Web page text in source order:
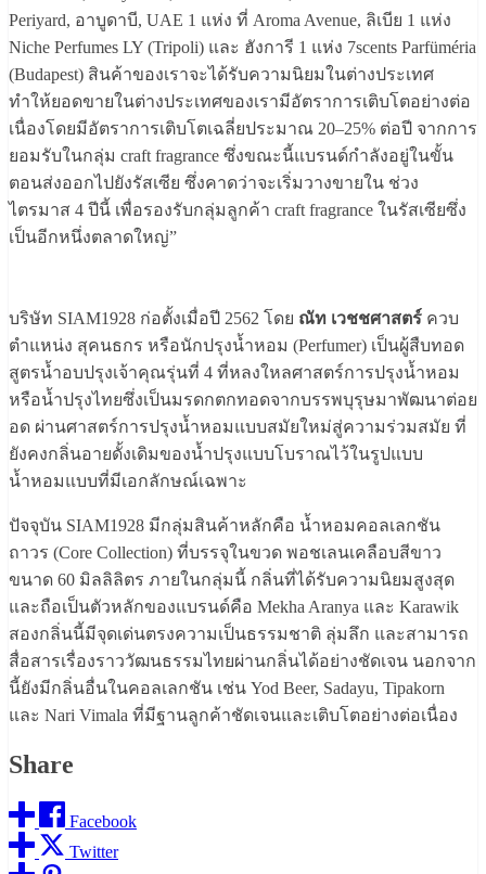
Periyard, อาบูดาบี, UAE 1 แห่ง ที่ Aroma Avenue, ลิเบีย 1 แห่ง
Niche Perfumes LY (Tripoli) และ ฮังการี 1 แห่ง 7scents Parfüméria
(Budapest) สินค้าของเราจะได้รับความนิยมในต่างประเทศ
ทำให้ยอดขายในต่างประเทศของเรามีอัตราการเติบโตอย่างต่อ
เนื่องโดยมีอัตราการเติบโตเฉลี่ยประมาณ 20–25% ต่อปี จากการ
ยอมรับในกลุ่ม craft fragrance ซึ่งขณะนี้แบรนด์กำลังอยู่ในขั้น
ตอนส่งออกไปยังรัสเซีย ซึ่งคาดว่าจะเริ่มวางขายใน ช่วง
ไตรมาส 4 ปีนี้ เพื่อรองรับกลุ่มลูกค้า craft fragrance ในรัสเซียซึ่ง
เป็นอีกหนึ่งตลาดใหญ่”
บริษัท SIAM1928 ก่อตั้งเมื่อปี 2562 โดย ณัท เวชชศาสตร์ ควบ
ตำแหน่ง สุคนธกร หรือนักปรุงน้ำหอม (Perfumer) เป็นผู้สืบทอด
สูตรน้ำอบปรุงเจ้าคุณรุ่นที่ 4 ที่หลงใหลศาสตร์การปรุงน้ำหอม
หรือน้ำปรุงไทยซึ่งเป็นมรดกตกทอดจากบรรพบุรุษมาพัฒนาต่อย
อด ผ่านศาสตร์การปรุงน้ำหอมแบบสมัยใหม่สู่ความร่วมสมัย ที่
ยังคงกลิ่นอายดั้งเดิมของน้ำปรุงแบบโบราณไว้ในรูปแบบ
น้ำหอมแบบที่มีเอกลักษณ์เฉพาะ
ปัจจุบัน SIAM1928 มีกลุ่มสินค้าหลักคือ น้ำหอมคอลเลกชัน
ถาวร (Core Collection) ที่บรรจุในขวด พอชเลนเคลือบสีขาว
ขนาด 60 มิลลิลิตร ภายในกลุ่มนี้ กลิ่นที่ได้รับความนิยมสูงสุด
และถือเป็นตัวหลักของแบรนด์คือ Mekha Aranya และ Karawik
สองกลิ่นนี้มีจุดเด่นตรงความเป็นธรรมชาติ ลุ่มลึก และสามารถ
สื่อสารเรื่องราววัฒนธรรมไทยผ่านกลิ่นได้อย่างชัดเจน นอกจาก
นี้ยังมีกลิ่นอื่นในคอลเลกชัน เช่น Yod Beer, Sadayu, Tipakorn
และ Nari Vimala ที่มีฐานลูกค้าชัดเจนและเติบโตอย่างต่อเนื่อง
Share
Facebook
Twitter